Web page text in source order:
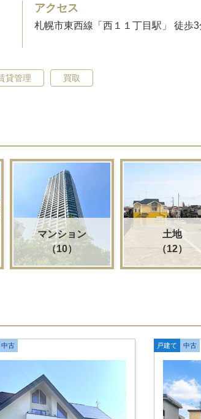
アクセス
札幌市東西線「西１１丁目駅」 徒歩3
貸管理 買取
マンション
（10）
土地
（12）
中古 戸建て 中古